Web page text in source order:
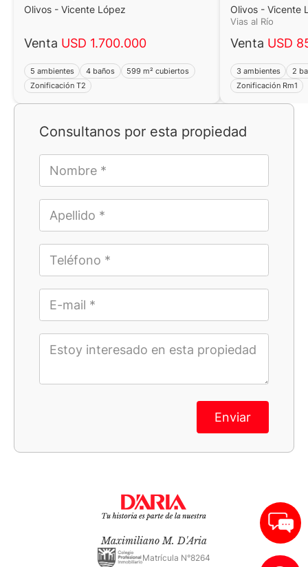
Consultanos por esta propiedad
Enviar
Olivos - Vicente López
Venta USD 1.700.000
5 ambientes 4 baños
599 m² cubiertos
Zonificación T2
Olivos - Vicente
Vias al Río
Venta USD
3 ambientes
2
Zonificación Rm1
Maximiliano M. D'Aria
Matrícula N°8264